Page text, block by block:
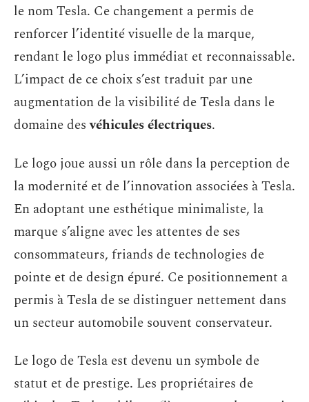
le nom Tesla. Ce changement a permis de
renforcer l’identité visuelle de la marque,
rendant le logo plus immédiat et reconnaissable.
L’impact de ce choix s’est traduit par une
augmentation de la visibilité de Tesla dans le
domaine desvéhicules électriques.
Le logo joue aussi un rôle dans la perception de
la modernité et de l’innovation associées à Tesla.
En adoptant une esthétique minimaliste, la
marque s’aligne avec les attentes de ses
consommateurs, friands de technologies de
pointe et de design épuré. Ce positionnement a
permis à Tesla de se distinguer nettement dans
un secteur automobile souvent conservateur.
Le logo de Tesla est devenu un symbole de
statut et de prestige. Les propriétaires de